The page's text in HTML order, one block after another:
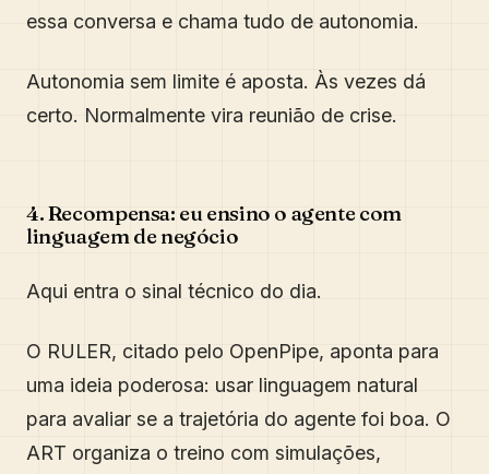
essa conversa e chama tudo de autonomia.
Autonomia sem limite é aposta. Às vezes dá
certo. Normalmente vira reunião de crise.
4. Recompensa: eu ensino o agente com
linguagem de negócio
Aqui entra o sinal técnico do dia.
O RULER, citado pelo OpenPipe, aponta para
uma ideia poderosa: usar linguagem natural
para avaliar se a trajetória do agente foi boa. O
ART organiza o treino com simulações,